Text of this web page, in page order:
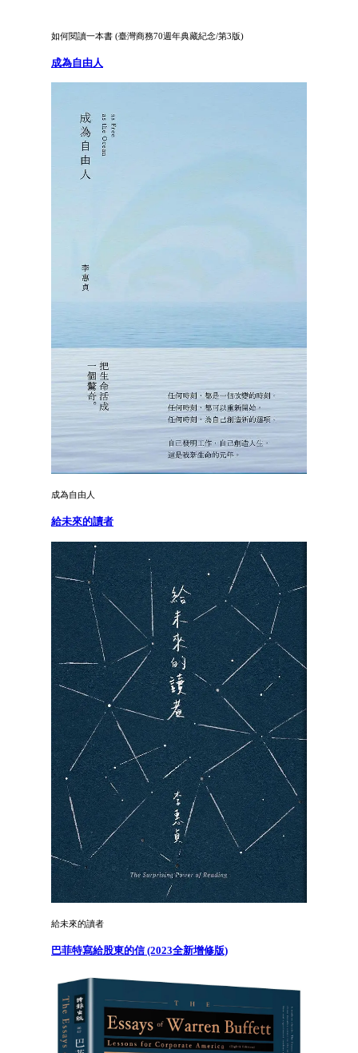
如何閱讀一本書 (臺灣商務70週年典藏紀念/第3版)
成為自由人
成為自由人
給未來的讀者
給未來的讀者
巴菲特寫給股東的信 (2023全新增修版)